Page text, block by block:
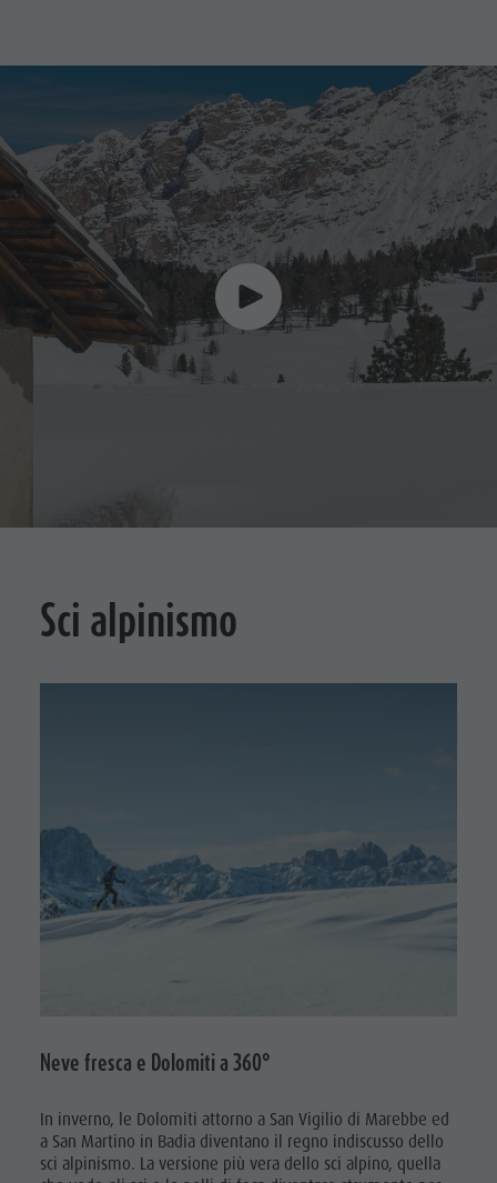
Sci alpinismo
Neve fresca e Dolomiti a 360°
In inverno, le Dolomiti attorno a San Vigilio di Marebbe ed
a San Martino in Badia diventano il regno indiscusso dello
sci alpinismo. La versione più vera dello sci alpino, quella